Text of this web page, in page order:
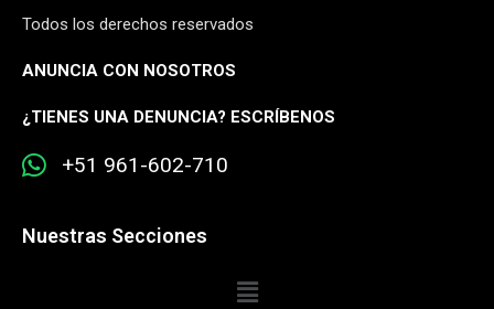
Todos los derechos reservados
ANUNCIA CON NOSOTROS
¿TIENES UNA DENUNCIA? ESCRÍBENOS
+51 961-602-710
Nuestras Secciones